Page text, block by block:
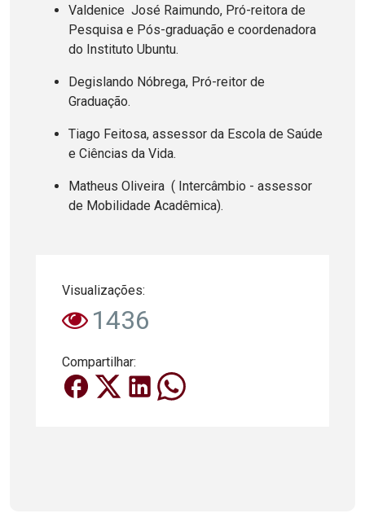
Valdenice José Raimundo, Pró-reitora de
Pesquisa e Pós-graduação e coordenadora
do Instituto Ubuntu.
Degislando Nóbrega, Pró-reitor de
Graduação.
Tiago Feitosa, assessor da Escola de Saúde
e Ciências da Vida.
Matheus Oliveira ( Intercâmbio - assessor
de Mobilidade Acadêmica).
Visualizações:
1436
Compartilhar: